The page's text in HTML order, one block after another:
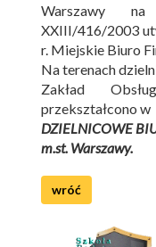
Warszawy
XXIII/416/2003
r. Miejskie Biuro
Na terenach
Zakład
przekształcono w
DZIELNICOWE
m.st. Warszawy.
wróć